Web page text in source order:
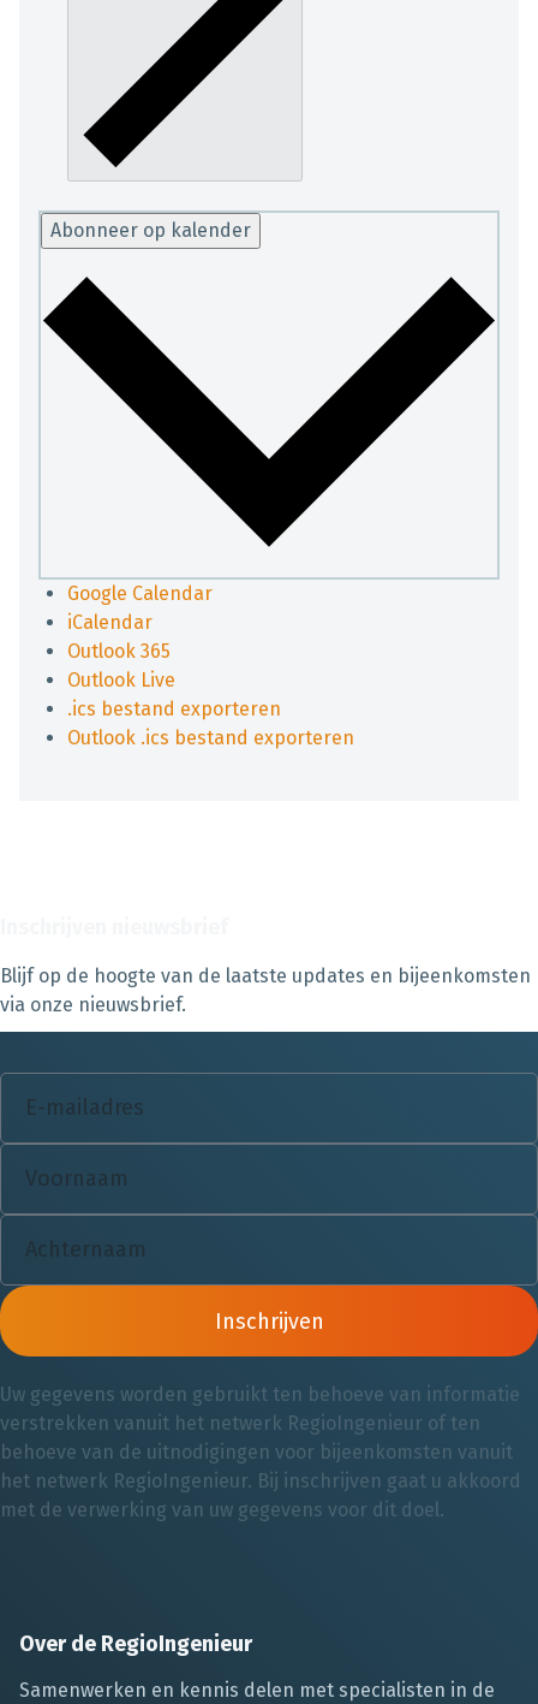
Abonneer op kalender
Google Calendar
iCalendar
Outlook 365
Outlook Live
.ics bestand exporteren
Outlook .ics bestand exporteren
Blijf op de hoogte van de laatste updates en bijeenkomsten
via onze nieuwsbrief.
Inschrijven
Uw gegevens worden gebruikt ten behoeve van informatie
verstrekken vanuit het netwerk RegioIngenieur of ten
behoeve van de uitnodigingen voor bijeenkomsten vanuit
het netwerk RegioIngenieur. Bij inschrijven gaat u akkoord
met de verwerking van uw gegevens voor dit doel.
Over de RegioIngenieur
Samenwerken en kennis delen met specialisten in de